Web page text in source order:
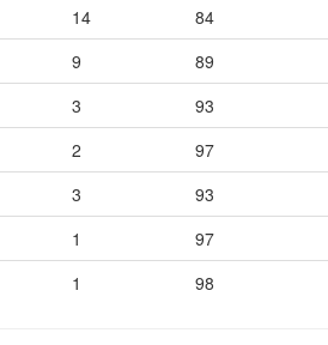
14 84
9 89
3 93
2 97
3 93
1 97
1 98